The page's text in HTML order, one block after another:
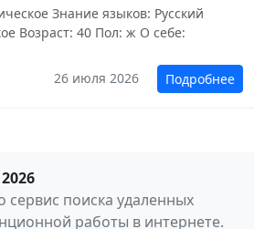
Знание языков: Русский
Возраст: 40 Пол: ж О себе:
26 июля 2026
Подробнее
сервис поиска удаленных
работы в интернете.